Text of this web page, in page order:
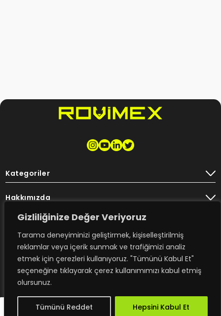
Gizliliğinize Değer Veriyoruz
Tarama deneyiminizi geliştirmek, kişiselleştirilmiş
reklamlar veya içerik sunmak ve trafiğimizi analiz
etmek için çerezleri kullanıyoruz. "Tümünü Kabul Et"
seçeneğine tıklayarak çerez kullanımımızı kabul etmiş
olursunuz.
Tümünü Reddet Hepsini Kabul Et
TR
Kategoriler
Hakkımızda
Destek
Bülten
design - trambolin Copyright ROVİMEX 2023. All right reserved